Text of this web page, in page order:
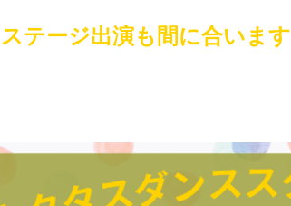
ステージ出演も間に合います